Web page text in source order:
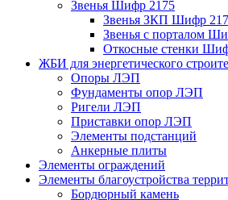
Звенья Шифр 2175
Звенья ЗКП Шифр
Звенья с порталом
Откосные стенки
ЖБИ для энергетического
Опоры ЛЭП
Фундаменты опор ЛЭП
Ригели ЛЭП
Приставки опор ЛЭП
Элементы подстанций
Анкерные плиты
Элементы ограждений
Элементы благоустройства
Бордюрный камень